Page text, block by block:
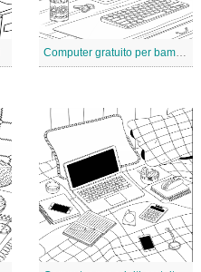
Computer gratuito per bambini